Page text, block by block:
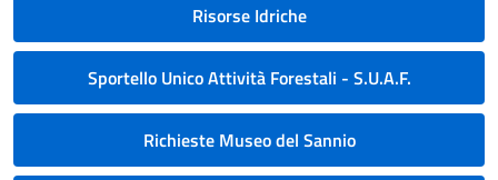
Risorse Idriche
Sportello Unico Attività Forestali - S.U.A.F.
Richieste Museo del Sannio